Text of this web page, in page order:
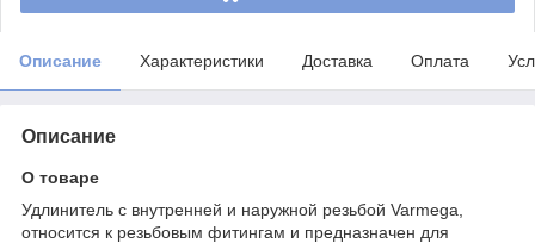
Описание Характеристики Доставка Оплата
Описание
О товаре
Удлинитель с внутренней и наружной резьбой Varmega,
относится к резьбовым фитингам и предназначен для